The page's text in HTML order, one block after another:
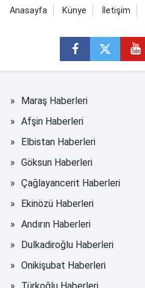
Anasayfa Künye İletişim
Maraş Haberleri
Afşin Haberleri
Elbistan Haberleri
Göksun Haberleri
Çağlayancerit Haberleri
Ekinözü Haberleri
Andırın Haberleri
Dulkadiroğlu Haberleri
Onikişubat Haberleri